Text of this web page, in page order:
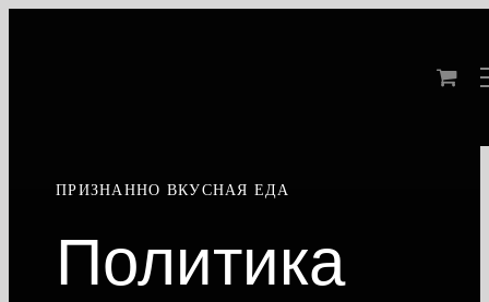
ПРИЗНАННО ВКУСНАЯ ЕДА
Политика